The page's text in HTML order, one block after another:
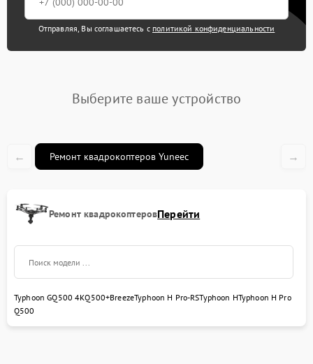
Отправляя, Вы соглашаетесь с политикой конфиденциальности
Выберите ваше устройство
← Ремонт квадрокоптеров Yuneec →
Ремонт квадрокоптеровПерейти
Typhoon GQ500 4KQ500+BreezeTyphoon H Pro-RSTyphoon HTyphoon H Pro
Q500